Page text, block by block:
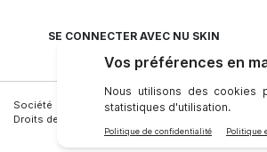
SE CONNECTER AVEC NU SKIN
Société Juridique | Conditions D’utilisation
Droits des personnes concernées